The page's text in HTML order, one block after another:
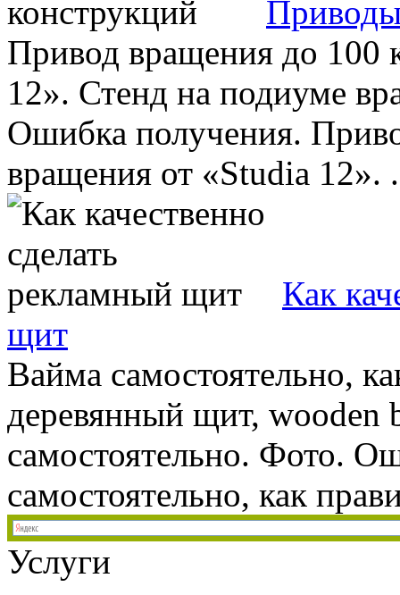
Привод вращения до 100
12». Стенд на подиуме
Ошибка получения.
вращения от «Studia 12».
Как
щит
Вайма самостоятельно,
деревянный щит, wooden
самостоятельно. Фото.
самостоятельно, как
Услуги